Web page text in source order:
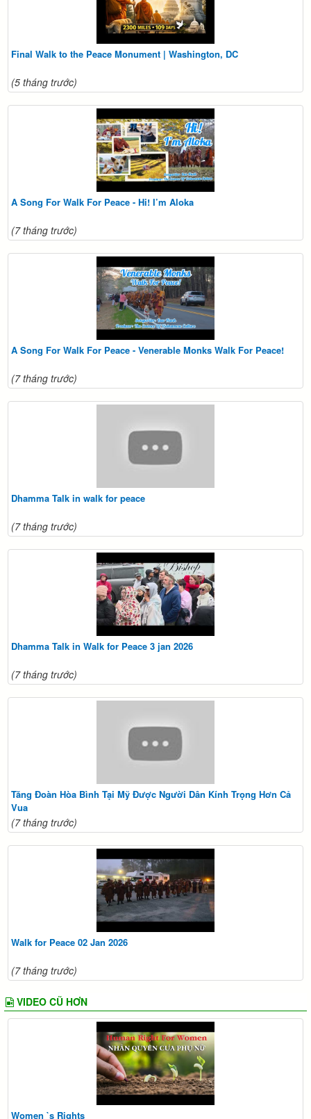
Final Walk to the Peace Monument | Washington, DC
(5 tháng trước)
A Song For Walk For Peace - Hi! I’m Aloka
(7 tháng trước)
A Song For Walk For Peace - Venerable Monks Walk For Peace!
(7 tháng trước)
Dhamma Talk in walk for peace
(7 tháng trước)
Dhamma Talk in Walk for Peace 3 jan 2026
(7 tháng trước)
Tăng Đoàn Hòa Bình Tại Mỹ Được Người Dân Kính Trọng Hơn Cả
Vua
(7 tháng trước)
Walk for Peace 02 Jan 2026
(7 tháng trước)
VIDEO CŨ HƠN
Women `s Rights